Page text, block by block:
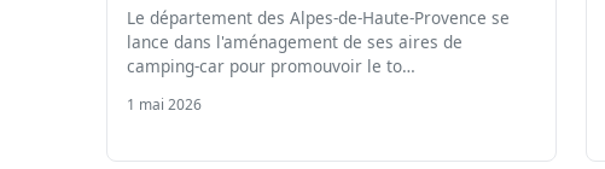
Le département des Alpes-de-Haute-Provence se
lance dans l'aménagement de ses aires de
camping-car pour promouvoir le to…
1 mai 2026